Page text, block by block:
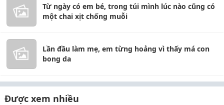
Từ ngày có em bé, trong túi mình lúc nào cũng có
một chai xịt chống muỗi
Lần đầu làm mẹ, em từng hoảng vì thấy má con
bong da
Được xem nhiều